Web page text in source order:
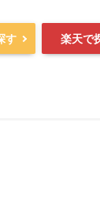
す 楽天で